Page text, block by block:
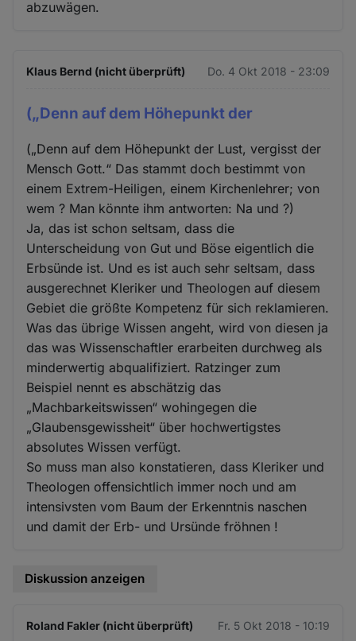
abzuwägen.
Klaus Bernd (nicht überprüft) Do. 4 Okt 2018 - 23:09
(„Denn auf dem Höhepunkt der
(„Denn auf dem Höhepunkt der Lust, vergisst der
Mensch Gott.“ Das stammt doch bestimmt von
einem Extrem-Heiligen, einem Kirchenlehrer; von
wem ? Man könnte ihm antworten: Na und ?)
Ja, das ist schon seltsam, dass die
Unterscheidung von Gut und Böse eigentlich die
Erbsünde ist. Und es ist auch sehr seltsam, dass
ausgerechnet Kleriker und Theologen auf diesem
Gebiet die größte Kompetenz für sich reklamieren.
Was das übrige Wissen angeht, wird von diesen ja
das was Wissenschaftler erarbeiten durchweg als
minderwertig abqualifiziert. Ratzinger zum
Beispiel nennt es abschätzig das
„Machbarkeitswissen“ wohingegen die
„Glaubensgewissheit“ über hochwertigstes
absolutes Wissen verfügt.
So muss man also konstatieren, dass Kleriker und
Theologen offensichtlich immer noch und am
intensivsten vom Baum der Erkenntnis naschen
und damit der Erb- und Ursünde fröhnen !
Diskussion anzeigen
Roland Fakler (nicht überprüft) Fr. 5 Okt 2018 - 10:19